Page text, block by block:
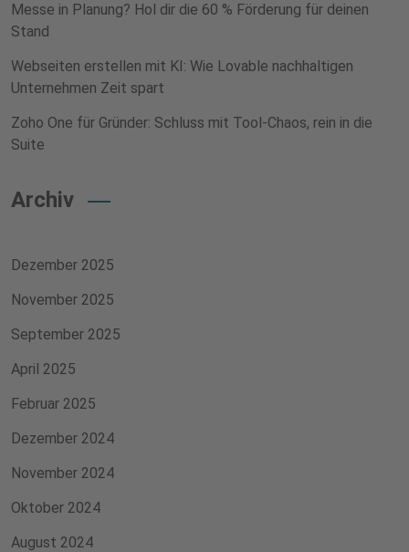
Messe in Planung? Hol dir die 60 % Förderung für deinen
Stand
Webseiten erstellen mit KI: Wie Lovable nachhaltigen
Unternehmen Zeit spart
Zoho One für Gründer: Schluss mit Tool-Chaos, rein in die
Suite
Archiv
Dezember 2025
November 2025
September 2025
April 2025
Februar 2025
Dezember 2024
November 2024
Oktober 2024
August 2024